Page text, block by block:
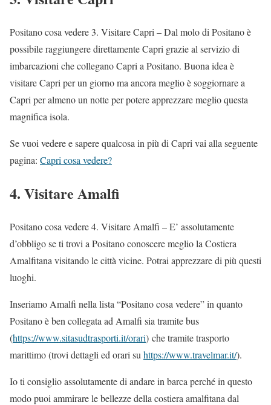
Positano cosa vedere 3. Visitare Capri – Dal molo di Positano è
possibile raggiungere direttamente Capri grazie al servizio di
imbarcazioni che collegano Capri a Positano. Buona idea è
visitare Capri per un giorno ma ancora meglio è soggiornare a
Capri per almeno un notte per potere apprezzare meglio questa
magnifica isola.
Se vuoi vedere e sapere qualcosa in più di Capri vai alla seguente
pagina: Capri cosa vedere?
4. Visitare Amalfi
Positano cosa vedere 4. Visitare Amalfi – E’ assolutamente
d’obbligo se ti trovi a Positano conoscere meglio la Costiera
Amalfitana visitando le città vicine. Potrai apprezzare di più questi
luoghi.
Inseriamo Amalfi nella lista “Positano cosa vedere” in quanto
Positano è ben collegata ad Amalfi sia tramite bus
(https://www.sitasudtrasporti.it/orari) che tramite trasporto
marittimo (trovi dettagli ed orari su https://www.travelmar.it/).
Io ti consiglio assolutamente di andare in barca perché in questo
modo puoi ammirare le bellezze della costiera amalfitana dal